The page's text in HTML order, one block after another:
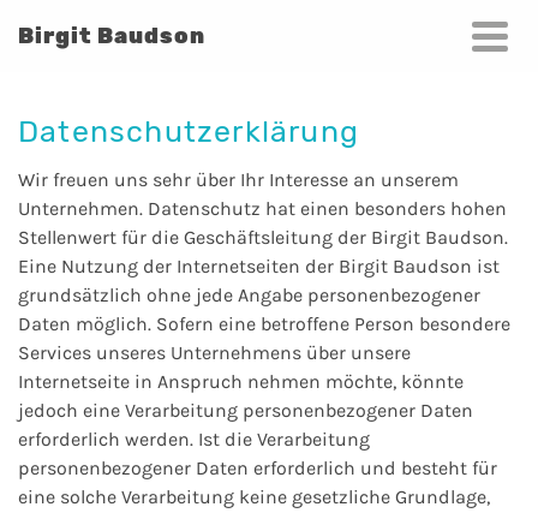
Birgit Baudson
Datenschutzerklärung
Wir freuen uns sehr über Ihr Interesse an unserem
Unternehmen. Datenschutz hat einen besonders hohen
Stellenwert für die Geschäftsleitung der Birgit Baudson.
Eine Nutzung der Internetseiten der Birgit Baudson ist
grundsätzlich ohne jede Angabe personenbezogener
Daten möglich. Sofern eine betroffene Person besondere
Services unseres Unternehmens über unsere
Internetseite in Anspruch nehmen möchte, könnte
jedoch eine Verarbeitung personenbezogener Daten
erforderlich werden. Ist die Verarbeitung
personenbezogener Daten erforderlich und besteht für
eine solche Verarbeitung keine gesetzliche Grundlage,